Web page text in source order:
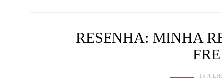
RESENHA: MINHA
15